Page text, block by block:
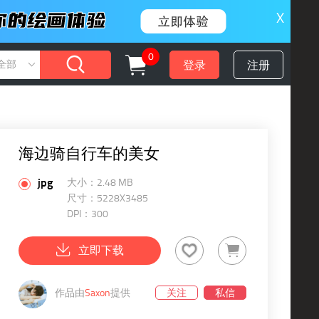
X
部
0
登录 注册
海边骑自行车的美女
jpg
大小：2.48 MB
尺寸：5228X3485
DPI：300
立即下载
作品由Saxon提供 关注 私信